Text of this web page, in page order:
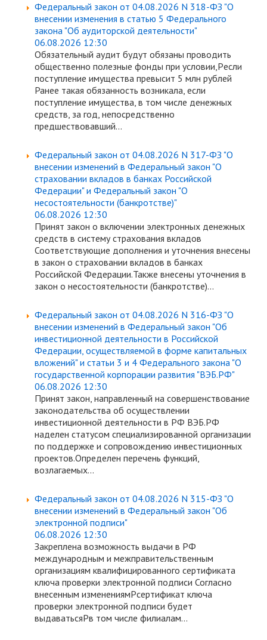
Федеральный закон от 04.08.2026 N 318-ФЗ "О
внесении изменения в статью 5 Федерального
закона "Об аудиторской деятельности"
06.08.2026 12:30
Обязательный аудит будут обязаны проводить
общественно полезные фонды при условии,Pесли
поступление имущества превысит 5 млн рублей
Ранее такая обязанность возникала, если
поступление имущества, в том числе денежных
средств, за год, непосредственно
предшествовавший...
Федеральный закон от 04.08.2026 N 317-ФЗ "О
внесении изменений в Федеральный закон "О
страховании вкладов в банках Российской
Федерации" и Федеральный закон "О
несостоятельности (банкротстве)"
06.08.2026 12:30
Принят закон о включении электронных денежных
средств в систему страхования вкладов
Соответствующие дополнения и уточнения внесены
в закон о страховании вкладов в банках
Российской Федерации.Также внесены уточнения в
закон о несостоятельности (банкротстве)...
Федеральный закон от 04.08.2026 N 316-ФЗ "О
внесении изменений в Федеральный закон "Об
инвестиционной деятельности в Российской
Федерации, осуществляемой в форме капитальных
вложений" и статьи 3 и 4 Федерального закона "О
государственной корпорации развития "ВЭБ.РФ"
06.08.2026 12:30
Принят закон, направленный на совершенствование
законодательства об осуществлении
инвестиционной деятельности в РФ ВЭБ.РФ
наделен статусом специализированной организации
по поддержке и сопровождению инвестиционных
проектов.Определен перечень функций,
возлагаемых...
Федеральный закон от 04.08.2026 N 315-ФЗ "О
внесении изменений в Федеральный закон "Об
электронной подписи"
06.08.2026 12:30
Закреплена возможность выдачи в РФ
международным и межправительственным
организациям квалифицированного сертификата
ключа проверки электронной подписи Согласно
внесенным изменениямPсертификат ключа
проверки электронной подписи будет
выдаватьсяPв том числе филиалам...